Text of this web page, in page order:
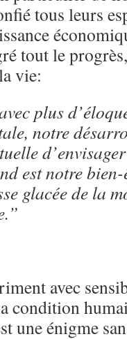
tous leurs
tout le
vie:
plus
notre
est notre
glacée de la
avec
condition
une énigme